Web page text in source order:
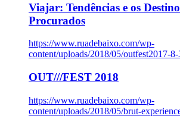
Viajar: Tendências e os
Procurados
https://www.ruadebaixo.com/wp-
content/uploads/2018/05/outfest2017-
OUT///FEST 2018
https://www.ruadebaixo.com/wp-
content/uploads/2018/05/brut-